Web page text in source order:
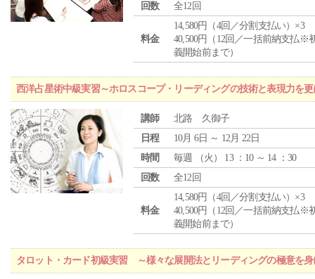
回数
全12回
料金
14,580円（4回／分割支払い）×3
40,500円（12回／一括前納支払※
義開始前まで）
西洋占星術中級実習～ホロスコープ・リーディングの技術と表現力を
講師
北路 久御子
日程
10月 6日 ～ 12月 22日
時間
毎週 （火 ） 13 ：10 ～ 14 ：30
回数
全12回
料金
14,580円（4回／分割支払い）×3
40,500円（12回／一括前納支払※
義開始前まで）
タロット・カード初級実習 ～様々な展開法とリーディングの極意を身